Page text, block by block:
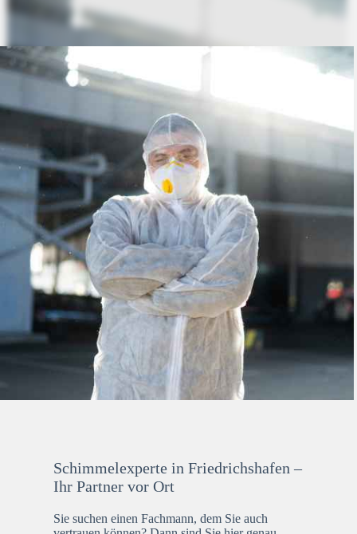
Schimmelexperte in Friedrichshafen –
Ihr Partner vor Ort
Sie suchen einen Fachmann, dem Sie auch